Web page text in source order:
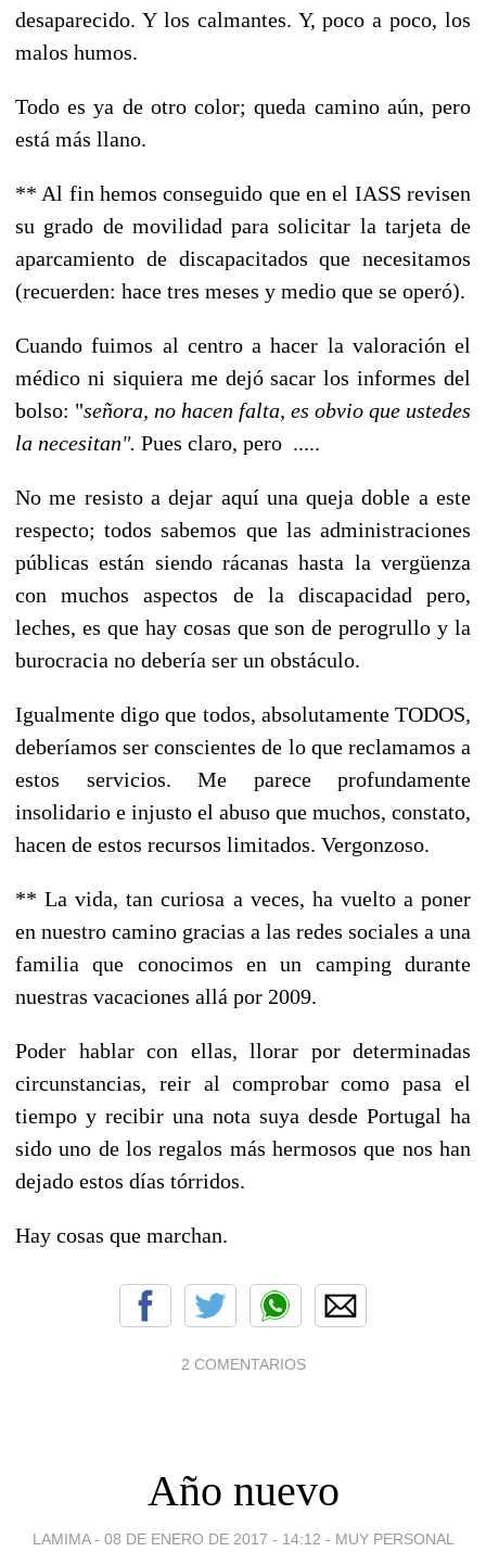
desaparecido. Y los calmantes. Y, poco a poco, los
malos humos.
Todo es ya de otro color;queda camino aún, pero
está más llano.
** Al fin hemos conseguido que en el IASS revisen
su grado de movilidad para solicitar la tarjeta de
aparcamiento de discapacitados que necesitamos
(recuerden: hace tres meses y medio que se operó).
Cuando fuimos al centro a hacer la valoración el
médico ni siquiera me dejó sacar los informes del
bolso: "señora, no hacen falta, es obvio que ustedes
la necesitan". Pues claro, pero .....
No me resisto a dejar aquí una queja doble a este
respecto; todos sabemos que las administraciones
públicas están siendo rácanas hasta la vergüenza
con muchos aspectos de la discapacidad pero,
leches, es que hay cosas que son de perogrullo y la
burocracia no debería ser un obstáculo.
Igualmente digo que todos, absolutamente TODOS,
deberíamos ser conscientes de lo que reclamamos a
estos servicios. Me parece profundamente
insolidario e injusto el abuso que muchos, constato,
hacen de estos recursos limitados. Vergonzoso.
** La vida, tan curiosa a veces, ha vuelto a poner
en nuestro camino gracias a las redes sociales a una
familia que conocimos en un camping durante
nuestras vacaciones allá por 2009.
Poder hablar con ellas, llorar por determinadas
circunstancias, reir al comprobar como pasa el
tiempo y recibir una nota suya desde Portugal ha
sido uno de los regalos más hermosos que nos han
dejado estos días tórridos.
Hay cosas que marchan.
2 COMENTARIOS
Año nuevo
LAMIMA - 08 DE ENERO DE 2017 - 14:12 - MUY PERSONAL